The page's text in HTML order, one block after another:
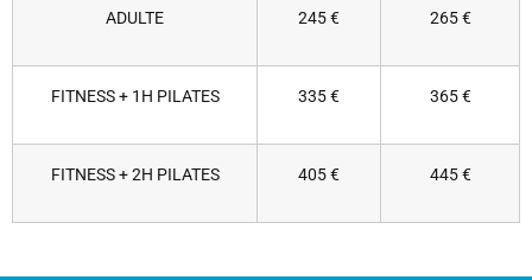
ADULTE 245 € 265 €
FITNESS + 1H PILATES 335 € 365 €
FITNESS + 2H PILATES 405 € 445 €